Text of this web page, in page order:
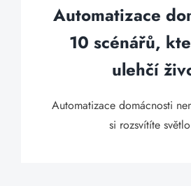
Automatizace
10 scénářů,
ulehčí
Automatizace domácnosti
si rozsvítíte